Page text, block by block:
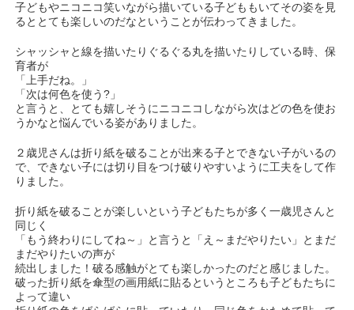
子どもやニコニコ笑いながら描いている子どももいてその姿を見
るととても楽しいのだなということが伝わってきました。
シャッシャと線を描いたりぐるぐる丸を描いたりしている時、保
育者が
「上手だね。」
「次は何色を使う?」
と言うと、とても嬉しそうにニコニコしながら次はどの色を使お
うかなと悩んでいる姿がありました。
２歳児さんは折り紙を破ることが出来る子とできない子がいるの
で、できない子には切り目をつけ破りやすいように工夫をして作
りました。
折り紙を破ることが楽しいという子どもたちが多く一歳児さんと
同じく
「もう終わりにしてね～」と言うと「え～まだやりたい」とまだ
まだやりたいの声が
続出しました！破る感触がとても楽しかったのだと感じました。
破った折り紙を傘型の画用紙に貼るというところも子どもたちに
よって違い